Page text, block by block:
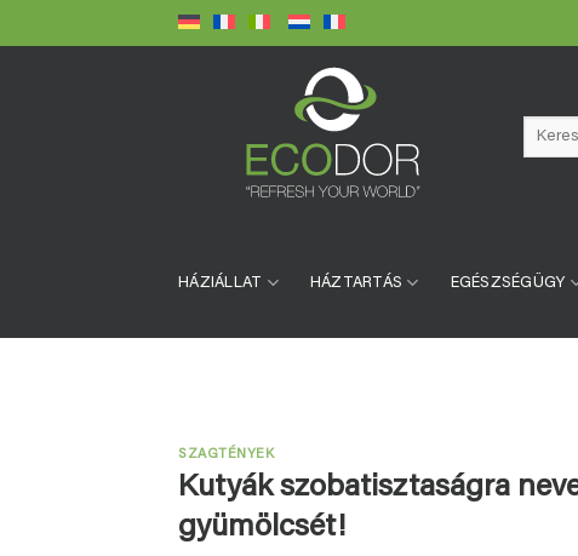
to
Keresés
HÁZIÁLLAT HÁZTARTÁS EGÉSZSÉGÜGY
SZAGTÉNYEK
Kutyák szobatisztaságra
gyümölcsét!